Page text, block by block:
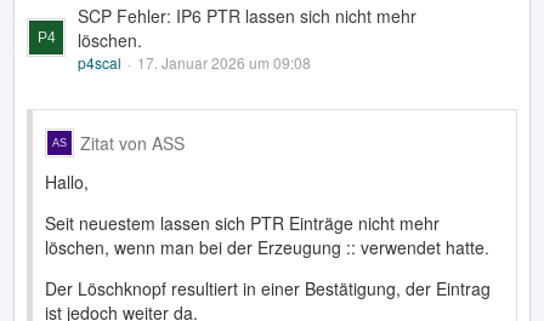
SCP Fehler: IP6 PTR lassen sich nicht mehr
löschen.
p4scal 17. Januar 2026 um 09:08
Zitat von ASS
Hallo,
Seit neuestem lassen sich PTR Einträge nicht mehr
löschen, wenn man bei der Erzeugung :: verwendet hatte.
Der Löschknopf resultiert in einer Bestätigung, der Eintrag
ist jedoch weiter da.